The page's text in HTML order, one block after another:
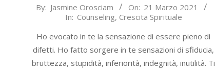
2021-
21
By: Jasmine Orosciam On: 21 Marzo 2021
In: Counseling, Crescita Spirituale
Ho evocato in te la sensazione di essere pieno di
difetti. Ho fatto sorgere in te sensazioni di sfiducia,
bruttezza, stupidità, inferiorità, indegnità, inutilità. Ti